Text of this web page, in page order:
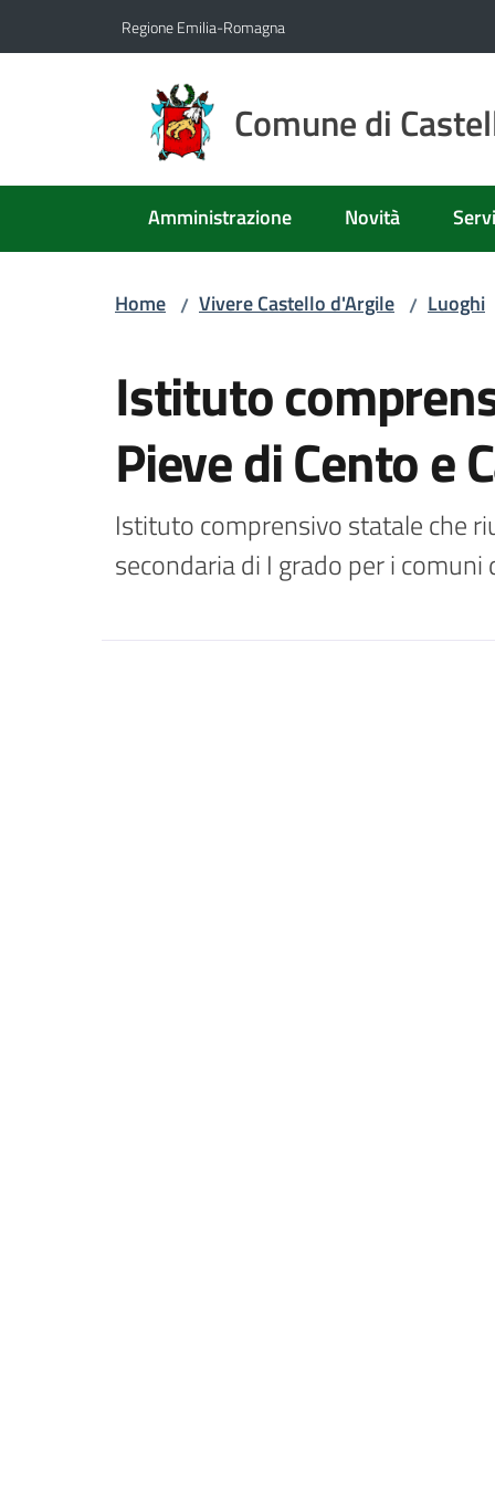
Regione Emilia-Romagna
Comune di
Amministrazione Novità
Home / Vivere Castello d'Argile / Luoghi
Istituto
Pieve di Cento e
Istituto comprensivo statale che
secondaria di I grado per i comuni